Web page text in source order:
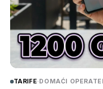
TARIFE·DOMAĆI